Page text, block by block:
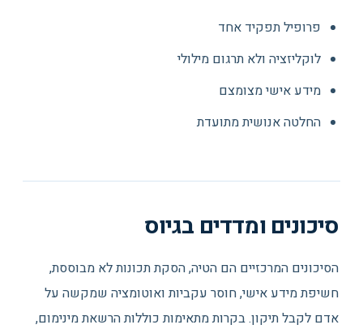
פרופיל תפקיד אחד
לוקליזציה ולא תרגום מילולי
מידע אישי מצומצם
החלטה אנושית מתועדת
סיכונים ומדדים בגיוס
הסיכונים המרכזיים הם הטיה, הסקת תכונות לא מבוססת,
חשיפת מידע אישי, חוסר עקביות ואוטומציה שמקשה על
אדם לקבל תיקון. בקרות מתאימות כוללות הרשאת מינימום,